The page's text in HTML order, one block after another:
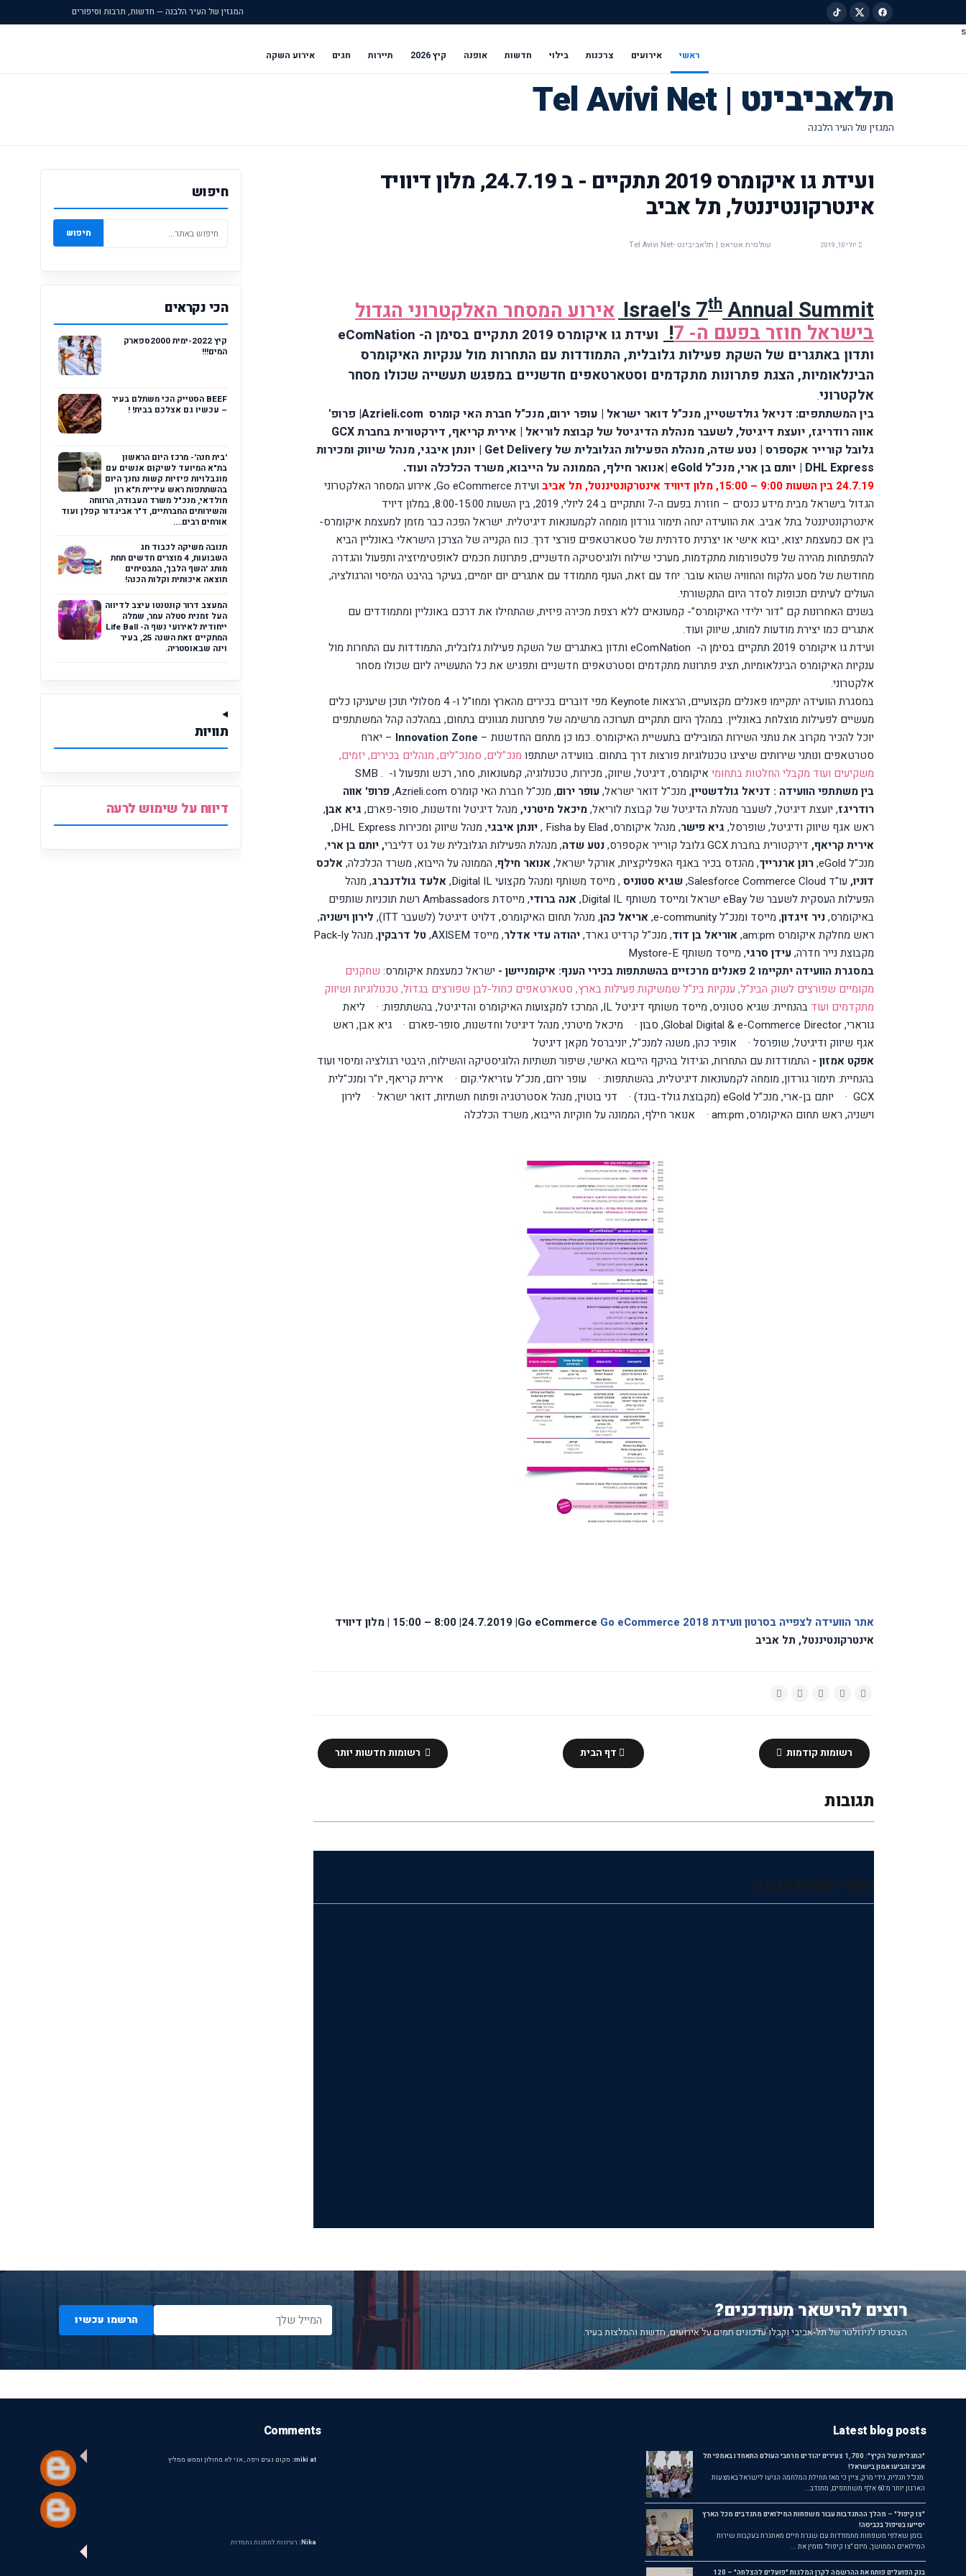
המגזין של העיר הלבנה — חדשות, תרבות וסיפורים
s
ראשי אירועים צרכנות בילוי חדשות אופנה קיץ 2026 תיירות חגים אירוע השקה
תלאביבינט | Tel Avivi Net
ועידת גו איקומרס 2019 תתקיים - ב 24.7.19, מלון דיוויד
אינטרקונטיננטל, תל אביב
יולי 10, 2019 שולמית אטיאס | תלאביבינט -Tel Avivi Net
Israel's 7thAnnual Summit אירוע המסחר האלקטרוני הגדול
בישראל חוזר בפעם ה- 7 ! ועידת גו איקומרס 2019 תתקיים בסימן ה
eComNation -
ותדון באתגרים של השקת פעילות גלובלית, התמודדות עם התחרות מול ענקיות האיקומרס
הבינלאומיות, הצגת פתרונות מתקדמים וסטארטאפים חדשניים במפגש תעשייה שכולו מסחר
אלקטרוני.
בין המשתתפים: דניאל גולדשטיין, מנכ"ל דואר ישראל | עופר ירום, מנכ"ל חברת האי קומרס Azrieli.com| פרופ'
אווה רודריגז, יועצת דיגיטל, לשעבר מנהלת הדיגיטל של קבוצת לוריאל | אירית קריאף, דירקטורית בחברתGCX
גלובל קורייר אקספרס | נטע שדה, מנהלת הפעילות הגלובלית של Get Delivery | יונתן איבגי, מנהל שיווק ומכירות
DHL Express | יותם בן ארי, מנכ"ל eGold |אנואר חילף, הממונה על הייבוא, משרד הכלכלה ועוד.
24.7.19 בין השעות 9:00 – 15:00, מלון דיוויד אינטרקונטיננטל, תל אביב ועידת Go eCommerce, אירוע המסחר האלקטרוני
הגדול בישראל מבית מידע כנסים – חוזרת בפעם ה-7 ותתקיים ב 24 ליולי, 2019, בין השעות 8:00-15:00, במלון דיויד
אינטרקונטיננטל בתל אביב. את הוועידה ינחה תימור גורדון מומחה לקמעונאות דיגיטלית. ישראל הפכה כבר מזמן למעצמת איקומרס-
בין אם כמעצמת יצוא, יבוא אישי או יצרנית סדרתית של סטארטאפים פורצי דרך. כוח הקנייה של הצרכן הישראלי באונליין הביא
להתפתחות מהירה של פלטפורמות מתקדמות, מערכי שילוח ולוגיסטיקה חדשניים, פתרונות חכמים לאופטימיזציה ותפעול והגדרה
מחודשת של מסע הלקוח והחוויה שהוא עובר. יחד עם זאת, הענף מתמודד עם אתגרים יום יומיים, בעיקר בהיבט המיסוי והרגולציה,
העולים לעיתים תכופות לסדר היום התקשורתי.
בשנים האחרונות קם "דור ילידי האיקומרס"- קמעונאים ללא רצפת מכירה פיזית, שהתחילו את דרכם באונליין ומתמודדים עם
אתגרים כמו יצירת מודעות למותג, שיווק ועוד.
ועידת גו איקומרס 2019 תתקיים בסימן ה-
eComNation ותדון באתגרים של השקת פעילות גלובלית, התמודדות עם התחרות מול
ענקיות האיקומרס הבינלאומיות, תציג פתרונות מתקדמים וסטרטאפים חדשניים ותפגיש את כל התעשייה ליום שכולו מסחר
אלקטרוני.
במסגרת הוועידה יתקיימו פאנלים מקצועיים, הרצאות Keynote
מפי דוברים בכירים מהארץ ומחו"ל ו- 4 מסלולי תוכן שיעניקו כלים
מעשיים לפעילות מוצלחת באונליין.במהלך היום תתקיים תערוכה מרשימה של פתרונות מגוונים בתחום, במהלכה קהל המשתתפים
יוכל להכיר מקרוב את נותני השירות המובילים בתעשיית האיקומרס. כמו כן מתחם החדשנות – Innovation Zone –
יארח
סטרטאפים ונותני שירותים שיציגו טכנולוגיות פורצות דרך בתחום.בוועידה ישתתפו מנכ"לים, סמנכ"לים, מנהלים בכירים, יזמים,
משקיעים ועוד מקבלי החלטות בתחומי איקומרס, דיגיטל, שיווק, מכירות, טכנולוגיה, קמעונאות, סחר, רכש ותפעול ו- .
SMB
בין משתתפי הוועידה : דניאל גולדשטיין, מנכ"ל דואר ישראל,עופר ירום, מנכ"ל חברת האי קומרס Azrieli.com
,פרופ' אווה
רודריגז, יועצת דיגיטל, לשעבר מנהלת הדיגיטל של קבוצת לוריאל,מיכאל מיטרני, מנהל דיגיטל וחדשנות, סופר-פארם, גיא אבן,
ראש אגף שיווק ודיגיטל, שופרסל, גיא פישר, מנהל איקומרס, Fisha by Elad
,יונתן איבגי, מנהל שיווק ומכירות DHL Express
,
אירית קריאף, דירקטורית בחברתGCXגלובל קורייר אקספרס,נטע שדה, מנהלת הפעילות הגלובלית של גט דליברי, יותם בן ארי,
מנכ"ל eGold
,רונן ארנרייך, מהנדס בכיר באגף האפליקציות, אורקל ישראל,אנואר חילף, הממונה על הייבוא, משרד הכלכלה,אלכס
דוניו, עו"ד Salesforce Commerce Cloud
,שגיא סטוניס , מייסד משותף ומנהל מקצועיDigital IL
,אלעד גולדנברג, מנהל
הפעילות העסקית לשעבר שלeBay ישראל ומייסד משותף Digital IL
,אנה ברודי, מייסדת Ambassadors רשת תוכניות שותפים
באיקומרס,ניר זיגדון, מייסד ומנכ"לe-community
,אריאל כהן, מנהל תחום האיקומרס, דלויט דיגיטל (לשעברITT
), לירון וישניה,
ראש מחלקת איקומרס am:pm
,אוריאל בן דוד, מנכ"ל קרדיט גארד,יהודה עדי אדלר, מייסד AXISEM
,טל דרבקין, מנהלPack-ly
מקבוצת נייר חדרה,עידן סרגי, מייסד משותף Mystore-E
במסגרת הוועידה יתקיימו 2 פאנלים מרכזיים בהשתתפות בכירי הענף:
איקומניישן - ישראל כמעצמת איקומרס: שחקנים
מקומיים שפורצים לשוק הבינ"ל, ענקיות בינ"ל שמשיקות פעילות בארץ, סטארטאפים כחול-לבן שפורצים בגדול, טכנולוגיות ושיווק
מתקדמים ועוד בהנחיית: שגיא סטוניס, מייסד משותף דיגיטלIL, המרכז למקצועות האיקומרס והדיגיטל, בהשתתפות: ·
ליאת
גורארי,Global Digital & e-Commerce Director, סבון · מיכאל מיטרני, מנהל דיגיטל וחדשנות, סופר-פארם ·
גיא אבן, ראש
אגף שיווק ודיגיטל, שופרסל ·
אופיר כהן, משנה למנכ"ל, יוניברסל מקאן דיגיטל
אפקט אמזון - התמודדות עם התחרות, הגידול בהיקף הייבוא האישי, שיפור תשתיות הלוגיסטיקה והשילוח, היבטי רגולציה ומיסוי ועוד
בהנחיית: תימור גורדון, מומחה לקמעונאות דיגיטלית, בהשתתפות: · עופר ירום, מנכ"ל עזריאלי.קום ·
אירית קריאף, יו"ר ומנכ"לית
GCX
· יותם בן-ארי, מנכ"ל eGold (מקבוצת גולד-בונד) · דני בוטוין, מנהל אסטרטגיה ופתוח תשתיות, דואר ישראל ·
לירון
וישניה, ראש תחום האיקומרס, am:pm
· אנואר חילף, הממונה על חוקיות הייבוא, משרד הכלכלה
אתר הוועידה לצפייה בסרטון וועידת Go eCommerce 2018
Go eCommerce
| 24.7.2019| 8:00 – 15:00 | מלון דיוויד
אינטרקונטיננטל, תל אביב
רשומות חדשות יותר רשומות קודמות דף הבית
תגובות
הוסף רשומת תגובה
חיפוש
חיפוש
הכי נקראים
קיץ 2022-ימית 2000ספארק
המים!!!
BEEF הסטייק הכי משתלם בעיר
– עכשיו גם אצלכם בבית! !
'בית חנה'- מרכז היום הראשון
בת"א המיועד לשיקום אנשים עם
מוגבלויות פיזיות קשות נחנך היום
בהשתתפות ראש עיריית ת"א רון
חולדאי, מנכ"ל משרד העבודה, הרווחה
והשירותים החברתיים, ד"ר אביגדור קפלן ועוד
אורחים רבים....
תנובה משיקה לכבוד חג
השבועות, 4 מוצרים חדשים תחת
מותג 'השף הלבן', המבטיחים
תוצאה איכותית וקלות הכנה!
המעצב דרור קונטנטו עיצב לדיווה
העל זמנית סטלה עמר, שמלה
ייחודית לאירועי נשף ה- Life Ball
המתקיים זאת השנה 25, בעיר
וינה שבאוסטריה.
תוויות
דיווח על שימוש לרעה
רוצים להישאר מעודכנים?
הצטרפו לניוזלטר של תל-אביבי וקבלו עדכונים חמים על אירועים, חדשות והמלצות בעיר.
הרשמו עכשיו
Latest blog posts
"התגלית של הקיץ": 1,700 צעירים יהודים מרחבי העולם התאחדו באמפי תל
אביב והביעו אמון בישראל!
מנכ"ל תגלית, גידי מרק, ציין כי מאז תחילת המלחמה הגיעו לישראל באמצעות
הארגון יותר מ־60 אלף משתתפים, מתנדב...
"צו קיפול" – מהלך ההתנדבות עבור משפחות המילואים מתנדבים מכל הארץ
יסייעו בטיפול בכביסה!
בזמן שאלפי משפחות מתמודדות עם שגרת חיים מאתגרת בעקבות שירות
המילואים הממושך, מיזם "צו קיפול" מזמין את ...
בנק הפועלים פותח את ההרשמה לקרן המלגות "פועלים להצלחה" – 120
Comments
miki at: מקום נעים ויפה , אני לא מחולון וממש ממליץ
Nika: רעיונות למתנות נחמדות